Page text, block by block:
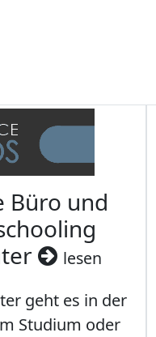
Büro und
lesen
geht es in der
Studium oder